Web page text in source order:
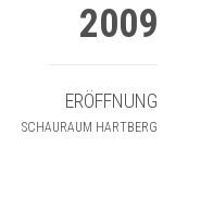
2009
ERÖFFNUNG
SCHAURAUM HARTBERG